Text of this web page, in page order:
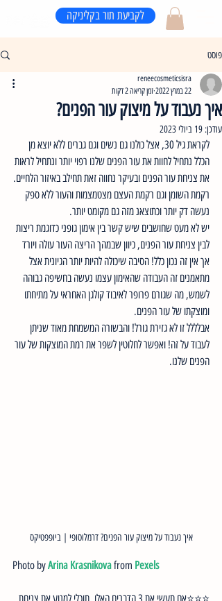
לקביעת תור בקליניקה
פוסט
איך נעבוד על מיצוק עור הפנים?
reneecosmeticsisra
22 במרץ 2022
זמן קריאה 2 דקות
עודכן: 19 ביולי 2023
לקראת גיל 30, אצל כולנו גם נשים וגם גברים ללא יוצא מן
הכלל נתחיל לחוות את עור הפנים שלנו רפוי יותר ונתחיל לראות
את צניחת עור הפנים ובעיקר נחווה זאת תחילב באיזור הלחיים.
רקמת השומן וגם רקמת העצם מצטמצמות והעור ללא ספק
נעשה דק יותר וכתוצאנ מזה גם מקומט יותר.
יש לא מעט שחושבים שיש קשר בין אימון גופני כדוגמת ריצות
לבין צניחת עור הפנים, כיוון שבמהך הריצה העור עולה ויורד
אך אין זה נכון כלל! הסיבה שיכולה להיות יותר הגיונית אצל
מתאמנים זה העבודה שהאימון עצמו נעשה בחשיפה גבוהה
לשמש, מה שגורם פרופר לאיבוד קולגן האחראי על מתיחתו
ומוצקתו של עור הפנים.
אבלללל זו לא גזירת גורל! והבשורה המשמחת מאוד שניתן
לעבוד על זה! ואפשר לחלוטין לשפר את רמת המוצקות של עור
הפנים שלנו.
איך נעבוד על מיצוק עור הפנים? דרמלוסופי | ביופפטיקס
Photo by Arina Krasnikova from Pexels